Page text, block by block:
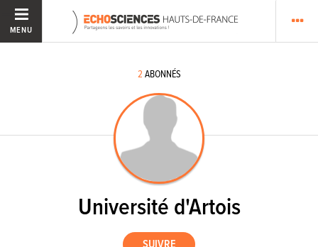
MENU
2 ABONNÉS
Université d'Artois